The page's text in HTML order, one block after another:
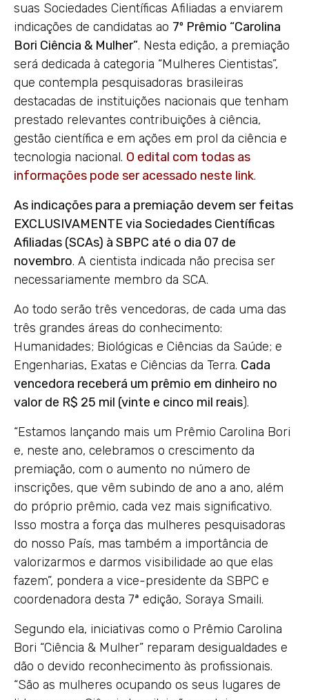
suas Sociedades Científicas Afiliadas a enviarem
indicações de candidatas ao 7º Prêmio “Carolina
Bori Ciência & Mulher”. Nesta edição, a premiação
será dedicada à categoria “Mulheres Cientistas”,
que contempla pesquisadoras brasileiras
destacadas de instituições nacionais que tenham
prestado relevantes contribuições à ciência,
gestão científica e em ações em prol da ciência e
tecnologia nacional. O edital com todas as
informações pode ser acessado neste link.
As indicações para a premiação devem ser feitas
EXCLUSIVAMENTE via Sociedades Científicas
Afiliadas (SCAs) à SBPC até o dia 07 de
novembro. A cientista indicada não precisa ser
necessariamente membro da SCA.
Ao todo serão três vencedoras, de cada uma das
três grandes áreas do conhecimento:
Humanidades; Biológicas e Ciências da Saúde; e
Engenharias, Exatas e Ciências da Terra. Cada
vencedora receberá um prêmio em dinheiro no
valor de R$ 25 mil (vinte e cinco mil reais).
“Estamos lançando mais um Prêmio Carolina Bori
e, neste ano, celebramos o crescimento da
premiação, com o aumento no número de
inscrições, que vêm subindo de ano a ano, além
do próprio prêmio, cada vez mais significativo.
Isso mostra a força das mulheres pesquisadoras
do nosso País, mas também a importância de
valorizarmos e darmos visibilidade ao que elas
fazem”, pondera a vice-presidente da SBPC e
coordenadora desta 7ª edição, Soraya Smaili.
Segundo ela, iniciativas como o Prêmio Carolina
Bori “Ciência & Mulher” reparam desigualdades e
dão o devido reconhecimento às profissionais.
“São as mulheres ocupando os seus lugares de